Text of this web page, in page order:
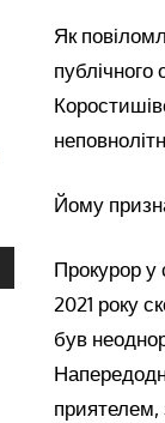
Як
Йому
Прокурор у
2021 року
був
приятелем,